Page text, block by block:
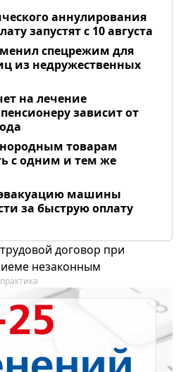
аннулирования
запустят с 10 августа
спецрежим для
из недружественных
на лечение
зависит от
товарам
с одним и тем же
эвакуацию машины
за быструю оплату
договор при
незаконным